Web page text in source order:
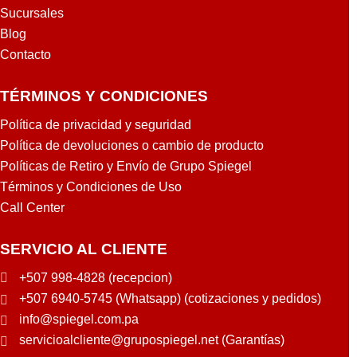
Sucursales
Blog
Contacto
TÉRMINOS Y CONDICIONES
Política de privacidad y seguridad
Política de devoluciones o cambio de producto
Políticas de Retiro y Envío de Grupo Spiegel
Términos y Condiciones de Uso
Call Center
SERVICIO AL CLIENTE
+507 998-4828 (recepcion)
+507 6940-5745 (Whatsapp) (cotizaciones y pedidos)
info@spiegel.com.pa
servicioalcliente@grupospiegel.net (Garantías)